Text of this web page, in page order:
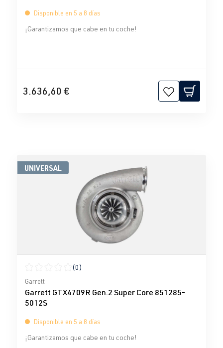
Disponible en 5 a 8 días
¡Garantizamos que cabe en tu coche!
3.636,60 €
UNIVERSAL
Calificación promedio de 0 de 5 estrellas
(0)
Garrett
Garrett GTX4709R Gen.2 Super Core 851285-
5012S
Disponible en 5 a 8 días
¡Garantizamos que cabe en tu coche!